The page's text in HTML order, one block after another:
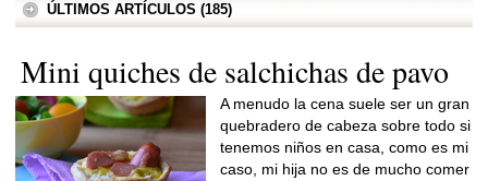
ÚLTIMOS ARTÍCULOS (185)
Mini quiches de salchichas de pavo
A menudo la cena suele ser un gran
quebradero de cabeza sobre todo si
tenemos niños en casa, como es mi
caso, mi hija no es de mucho comer